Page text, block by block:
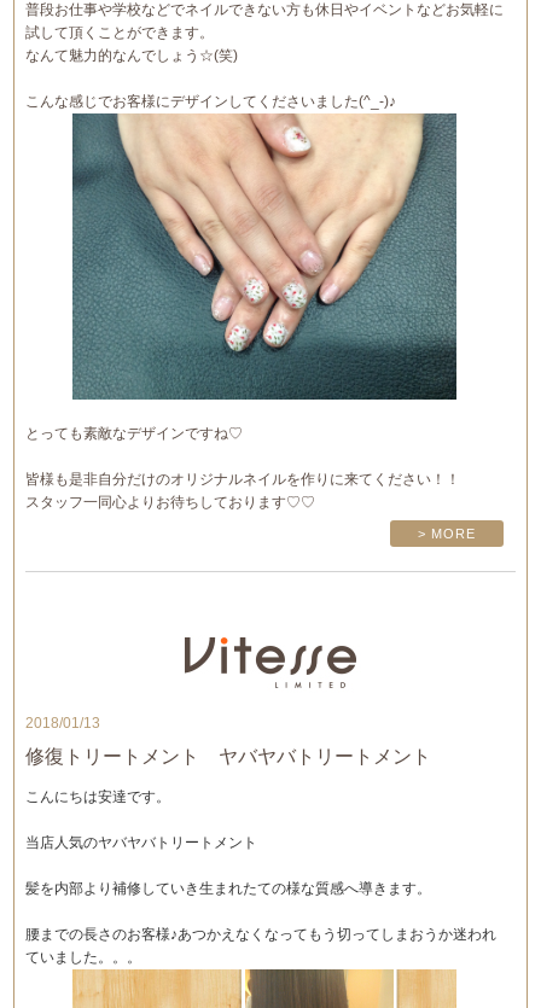
普段お仕事や学校などでネイルできない方も休日やイベントなどお気軽に
試して頂くことができます。
なんて魅力的なんでしょう☆(笑)
こんな感じでお客様にデザインしてくださいました(^_-)♪
とっても素敵なデザインですね♡
皆様も是非自分だけのオリジナルネイルを作りに来てください！！
スタッフ一同心よりお待ちしております♡♡
> MORE
2018/01/13
修復トリートメント ヤバヤバトリートメント
こんにちは安達です。
当店人気のヤバヤバトリートメント
髪を内部より補修していき生まれたての様な質感へ導きます。
腰までの長さのお客様♪あつかえなくなってもう切ってしまおうか迷われ
ていました。。。